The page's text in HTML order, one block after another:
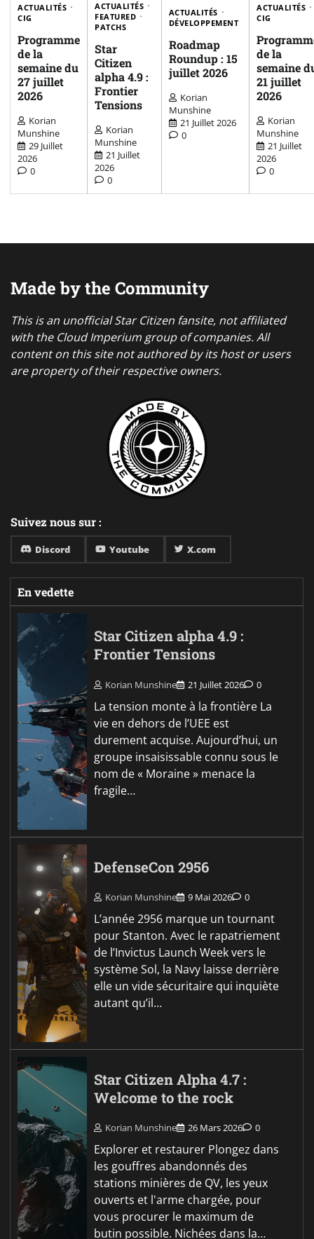
ACTUALITÉS
CIG
Programme
de la
semaine du
27 juillet
2026
Korian
Munshine
29 Juillet
2026
0
ACTUALITÉS
FEATURED
PATCHS
Star
Citizen
alpha 4.9 :
Frontier
Tensions
Korian
Munshine
21 Juillet
2026
0
ACTUALITÉS
DÉVELOPPEMENT
Roadmap
Roundup : 15
juillet 2026
Korian
Munshine
21 Juillet 2026
0
ACTUALITÉS
CIG
de la
semaine
21 juillet
2026
Korian
Munshine
21 Juillet
2026
0
Made by the Community
This is an unofficial Star Citizen fansite, not affiliated
with the Cloud Imperium group of companies. All
content on this site not authored by its host or users
are property of their respective owners.
Suivez nous sur :
Discord Youtube X.com
En vedette
Star Citizen alpha 4.9 :
Frontier Tensions
Korian Munshine 21 Juillet 2026 0
La tension monte à la frontière La
vie en dehors de l’UEE est
durement acquise. Aujourd’hui, un
groupe insaisissable connu sous le
nom de « Moraine » menace la
fragile…
DefenseCon 2956
Korian Munshine 9 Mai 2026 0
L’année 2956 marque un tournant
pour Stanton. Avec le rapatriement
de l’Invictus Launch Week vers le
système Sol, la Navy laisse derrière
elle un vide sécuritaire qui inquiète
autant qu’il…
Star Citizen Alpha 4.7 :
Welcome to the rock
Korian Munshine 26 Mars 2026 0
Explorer et restaurer Plongez dans
les gouffres abandonnés des
stations minières de QV, les yeux
ouverts et l'arme chargée, pour
vous procurer le maximum de
butin possible. Nichées dans la…